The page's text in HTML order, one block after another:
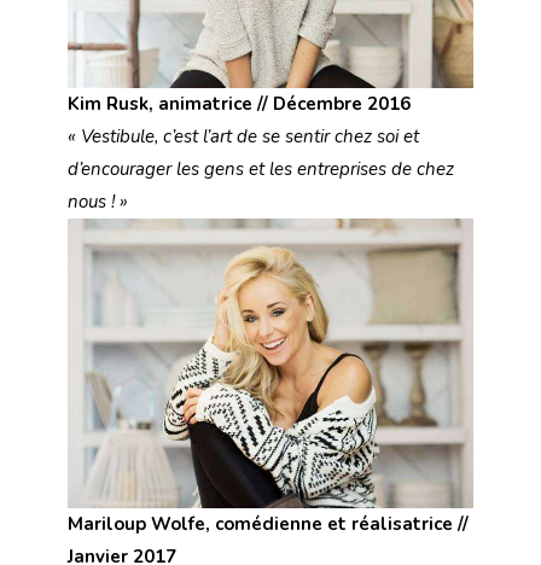
Kim Rusk, animatrice // Décembre 2016
« Vestibule, c’est l’art de se sentir chez soi et
d’encourager les gens et les entreprises de chez
nous ! »
Mariloup Wolfe, comédienne et réalisatrice //
Janvier 2017